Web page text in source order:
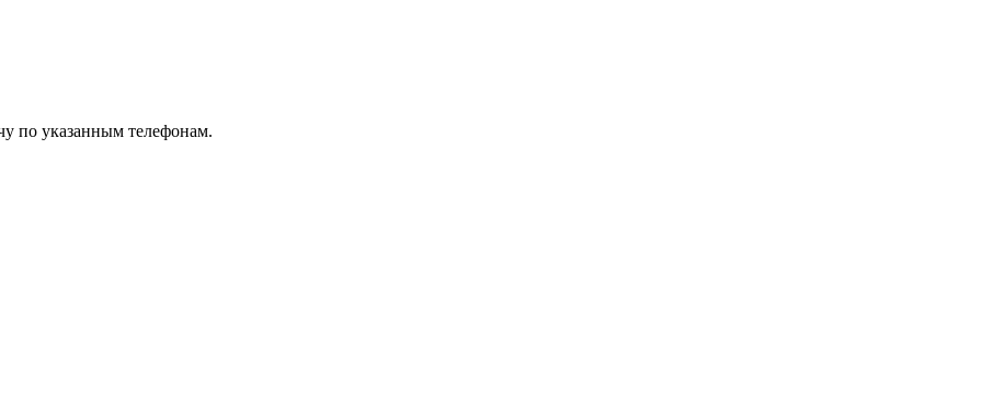
по указанным телефонам.